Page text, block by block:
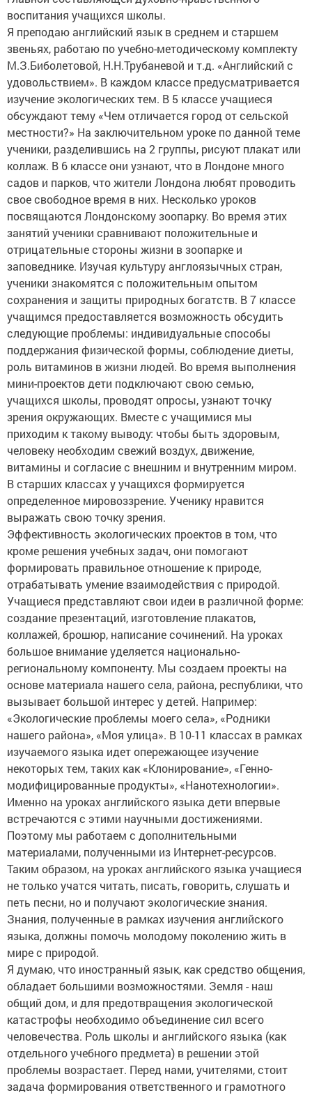
воспитания учащихся школы.
Я преподаю английский язык в среднем и старшем
звеньях, работаю по учебно-методическому комплекту
М.З.Биболетовой, Н.Н.Трубаневой и т.д. «Английский с
удовольствием». В каждом классе предусматривается
изучение экологических тем. В 5 классе учащиеся
обсуждают тему «Чем отличается город от сельской
местности?» На заключительном уроке по данной теме
ученики, разделившись на 2 группы, рисуют плакат или
коллаж. В 6 классе они узнают, что в Лондоне много
садов и парков, что жители Лондона любят проводить
свое свободное время в них. Несколько уроков
посвящаются Лондонскому зоопарку. Во время этих
занятий ученики сравнивают положительные и
отрицательные стороны жизни в зоопарке и
заповеднике. Изучая культуру англоязычных стран,
ученики знакомятся с положительным опытом
сохранения и защиты природных богатств. В 7 классе
учащимся предоставляется возможность обсудить
следующие проблемы: индивидуальные способы
поддержания физической формы, соблюдение диеты,
роль витаминов в жизни людей. Во время выполнения
мини-проектов дети подключают свою семью,
учащихся школы, проводят опросы, узнают точку
зрения окружающих. Вместе с учащимися мы
приходим к такому выводу: чтобы быть здоровым,
человеку необходим свежий воздух, движение,
витамины и согласие с внешним и внутренним миром.
В старших классах у учащихся формируется
определенное мировоззрение. Ученику нравится
выражать свою точку зрения.
Эффективность экологических проектов в том, что
кроме решения учебных задач, они помогают
формировать правильное отношение к природе,
отрабатывать умение взаимодействия с природой.
Учащиеся представляют свои идеи в различной форме:
создание презентаций, изготовление плакатов,
коллажей, брошюр, написание сочинений. На уроках
большое внимание уделяется национально-
региональному компоненту. Мы создаем проекты на
основе материала нашего села, района, республики, что
вызывает большой интерес у детей. Например:
«Экологические проблемы моего села», «Родники
нашего района», «Моя улица». В 10-11 классах в рамках
изучаемого языка идет опережающее изучение
некоторых тем, таких как «Клонирование», «Генно-
модифицированные продукты», «Нанотехнологии».
Именно на уроках английского языка дети впервые
встречаются с этими научными достижениями.
Поэтому мы работаем с дополнительными
материалами, полученными из Интернет-ресурсов.
Таким образом, на уроках английского языка учащиеся
не только учатся читать, писать, говорить, слушать и
петь песни, но и получают экологические знания.
Знания, полученные в рамках изучения английского
языка, должны помочь молодому поколению жить в
мире с природой.
Я думаю, что иностранный язык, как средство общения,
обладает большими возможностями. Земля - наш
общий дом, и для предотвращения экологической
катастрофы необходимо объединение сил всего
человечества. Роль школы и английского языка (как
отдельного учебного предмета) в решении этой
проблемы возрастает. Перед нами, учителями, стоит
задача формирования ответственного и грамотного